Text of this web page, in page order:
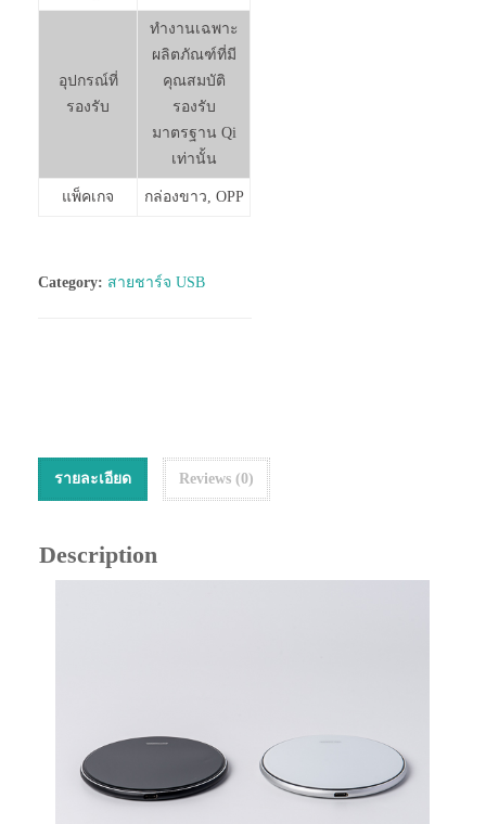
อุปกรณ์ที่
รองรับ
ทำงานเฉพาะ
ผลิตภัณฑ์ที่มี
คุณสมบัติ
รองรับ
มาตรฐาน Qi
เท่านั้น
แพ็คเกจ กล่องขาว, OPP
Category: สายชาร์จ USB
รายละเอียด Reviews (0)
Description